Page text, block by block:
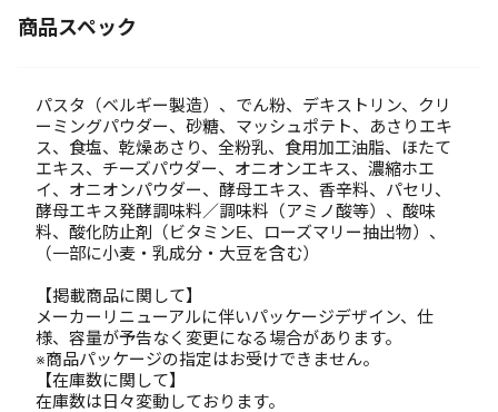
商品スペック
パスタ（ベルギー製造）、でん粉、デキストリン、クリ
ーミングパウダー、砂糖、マッシュポテト、あさりエキ
ス、食塩、乾燥あさり、全粉乳、食用加工油脂、ほたて
エキス、チーズパウダー、オニオンエキス、濃縮ホエ
イ、オニオンパウダー、酵母エキス、香辛料、パセリ、
酵母エキス発酵調味料／調味料（アミノ酸等）、酸味
料、酸化防止剤（ビタミンE、ローズマリー抽出物）、
（一部に小麦・乳成分・大豆を含む）
【掲載商品に関して】
メーカーリニューアルに伴いパッケージデザイン、仕
様、容量が予告なく変更になる場合があります。
※商品パッケージの指定はお受けできません。
【在庫数に関して】
在庫数は日々変動しております。